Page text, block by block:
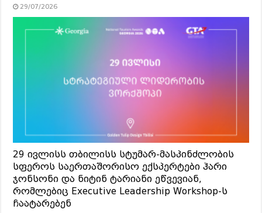
29/07/2026
29 ივლისს თბილისს სტუმარ-მასპინძლობის
სფეროს საერთაშორისო ექსპერტები ჰარი
ჯონსონი და ნიტინ ტარიანი ეწვევიან,
რომლებიც Executive Leadership Workshop-ს
ჩაატარებენ